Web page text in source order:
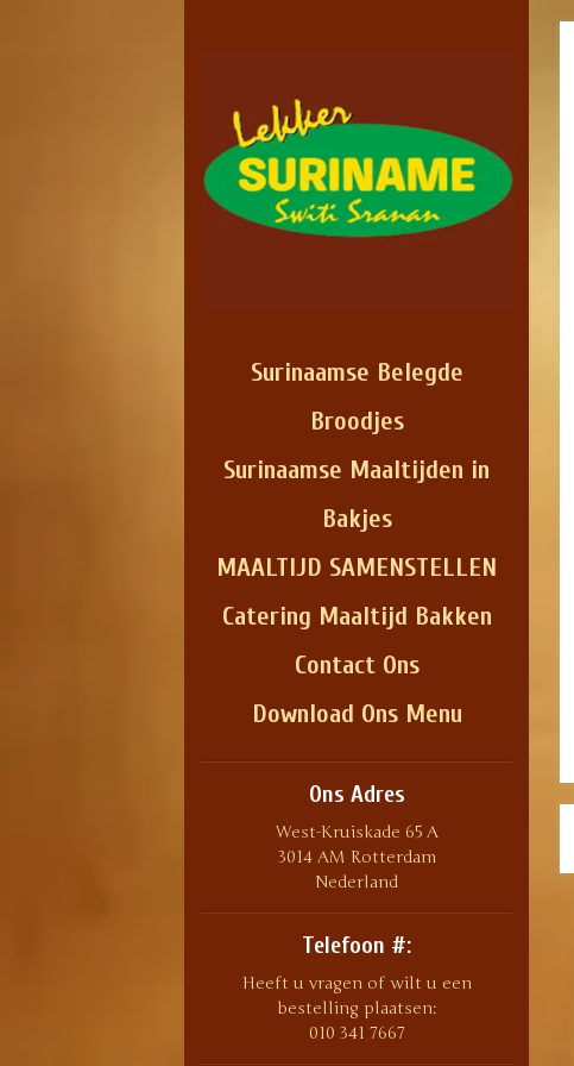
Surinaamse Belegde
Broodjes
Surinaamse Maaltijden in
Bakjes
MAALTIJD SAMENSTELLEN
Catering Maaltijd Bakken
Contact Ons
Download Ons Menu
Ons Adres
West-Kruiskade 65 A
3014 AM Rotterdam
Nederland
Telefoon #:
Heeft u vragen of wilt u een
bestelling plaatsen:
010 341 7667